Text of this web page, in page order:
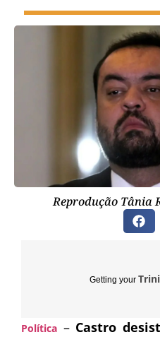
Reprodução Tânia
Getting your
Política – Castro